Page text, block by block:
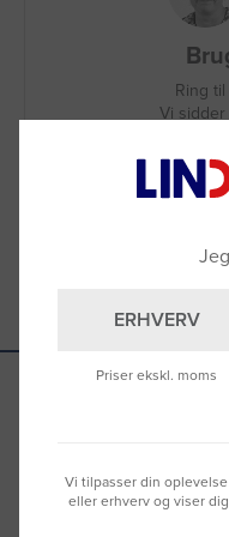
Ring
Vi
Du kan også
–
ERHVERV
Priser ekskl. moms
Vi tilpasser din
eller erhverv og viser